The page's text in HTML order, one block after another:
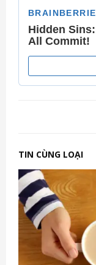
TIN CÙNG LOẠI